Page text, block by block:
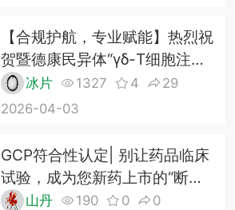
【合规护航，专业赋能】热烈祝
贺暨德康民异体“γδ-T细胞注射
液”I期临床试验正式启动！
冰片 1327 4
29
2026-04-03
GCP符合性认定| 别让药品临床
试验，成为您新药上市的“断头
路” 山丹 190 0
0